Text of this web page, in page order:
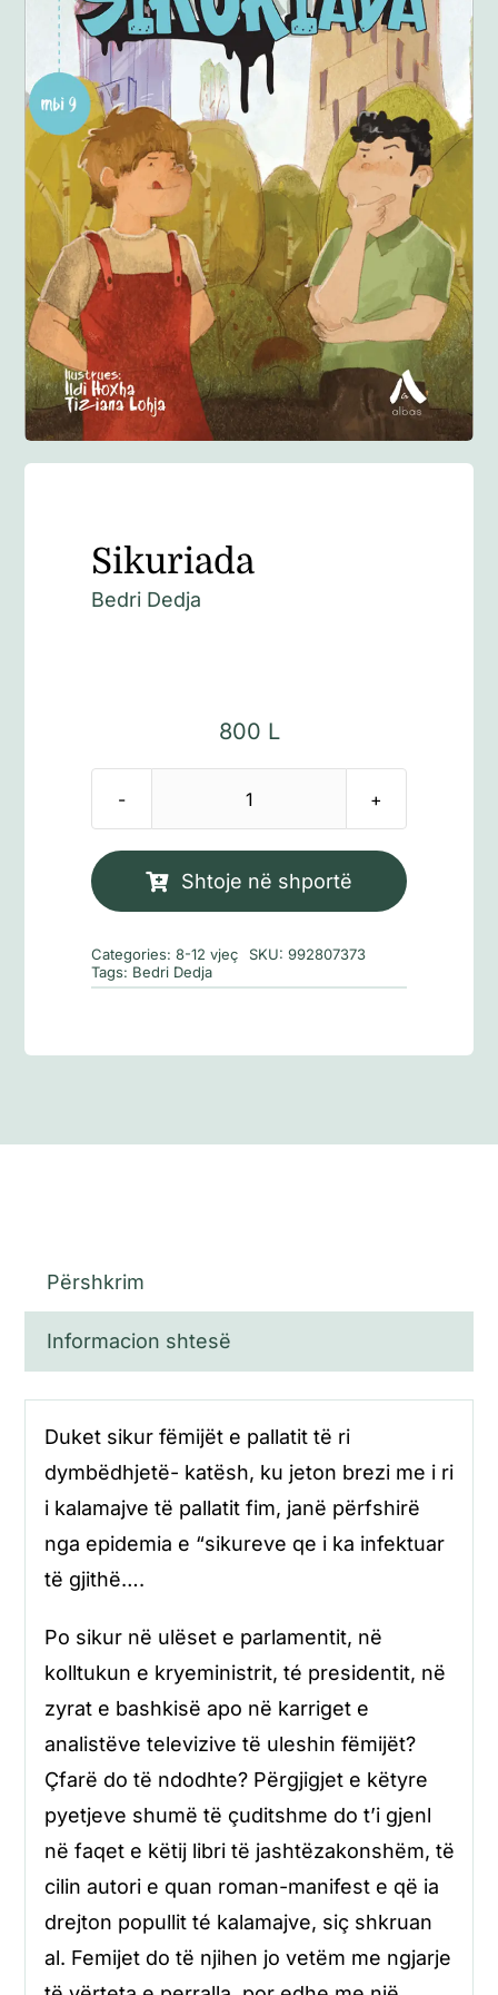
Anglisht
Ditarë
Evente
Blog
Sikuriada
Bedri Dedja
800 L
Sasi
Shtoje në shportë
Categories:8-12 vjeç SKU:992807373
Tags: Bedri Dedja
Përshkrim
Informacion shtesë
Duket sikur fëmijët e pallatit të ri
dymbëdhjetë- katësh, ku jeton brezi me i ri
i kalamajve të pallatit fim, janë përfshirë
nga epidemia e “sikureve qe i ka infektuar
të gjithë….
Po sikur në ulëset e parlamentit, në
kolltukun e kryeministrit, té presidentit, në
zyrat e bashkisë apo në karriget e
analistëve televizive të uleshin fëmijët?
Çfarë do të ndodhte? Përgjigjet e këtyre
pyetjeve shumë të çuditshme do t’i gjenl
në faqet e këtij libri të jashtëzakonshëm, të
cilin autori e quan roman-manifest e që ia
drejton popullit té kalamajve, siç shkruan
al. Femijet do të njihen jo vetëm me ngjarje